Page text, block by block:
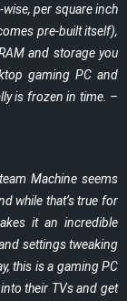
per square inch
pre-built itself),
and storage you
gaming PC and
is frozen in time. –
Machine seems
while that’s true for
it an incredible
settings tweaking
this is a gaming PC
their TVs and get